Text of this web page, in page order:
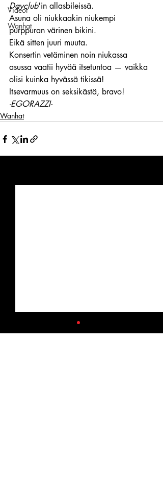
Videot
Wanhat
Dayclub'in allasbileissä.
Asuna oli niukkaakin niukempi
purppuran värinen bikini.
Eikä sitten juuri muuta.
Konsertin vetäminen noin niukassa
asussa vaatii hyvää itsetuntoa — vaikka
olisi kuinka hyvässä tikissä!
Itsevarmuus on seksikästä, bravo!
-EGORAZZI-
Wanhat
Blondin Playboy-povipommin